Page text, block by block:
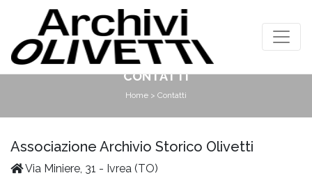
CONTATTI
Home > Contatti
Associazione Archivio Storico Olivetti
Via Miniere, 31 - Ivrea (TO)